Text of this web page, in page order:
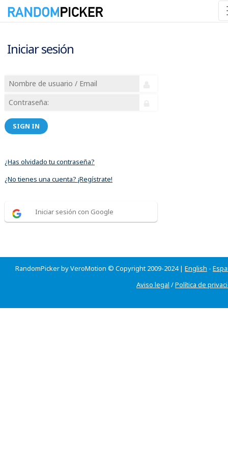
Iniciar sesión
SIGN IN
¿Has olvidado tu contraseña?
¿No tienes una cuenta? ¡Regístrate!
Iniciar sesión con Google
RandomPicker by VeroMotion © Copyright 2009-2024 | English -
Aviso legal /Política de